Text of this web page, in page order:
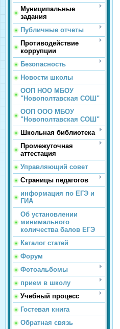
Муниципальные
задания
Публичные отчеты
Противодействие
коррупции
Безопасность
Новости школы
ООП НОО МБОУ
"Новополтавская СОШ"
ООП ООО МБОУ
"Новополтавская СОШ"
Школьная библиотека
Промежуточная
аттестация
Управляющий совет
Страницы педагогов
информация по ЕГЭ и
ГИА
Об установлении
минимального
количества балов ЕГЭ
Каталог статей
Форум
Фотоальбомы
прием в школу
Учебный процесс
Гостевая книга
Обратная связь